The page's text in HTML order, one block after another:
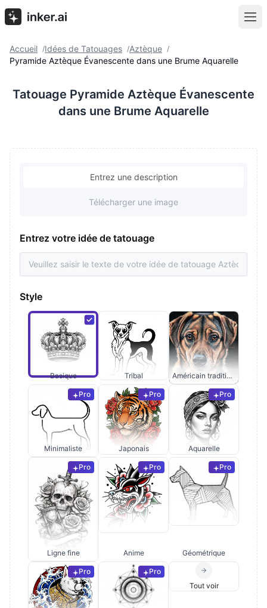
Accueil /Idées de Tatouages /Aztèque /
Pyramide Aztèque Évanescente dans une Brume Aquarelle
Tatouage Pyramide Aztèque Évanescente
dans une Brume Aquarelle
Entrez une description
Télécharger une image
Entrez votre idée de tatouage
Style
Basique Tribal Américain traditionnel
Pro
Minimaliste
Pro
Japonais
Pro
Aquarelle
Pro
Ligne fine
Pro
Anime
Pro
Géométrique
Pro Pro
Tout voir